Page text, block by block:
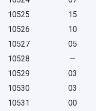
10525
15
10526
10
10527
05
10528
—
10529
03
10530
03
10531
00